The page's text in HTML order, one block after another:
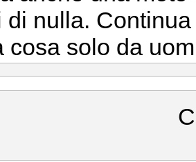
di nulla.
cosa solo da